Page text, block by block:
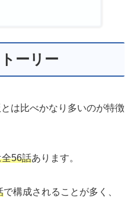
ーリー
は比べかなり多いのが特徴
56話あります。
で構成されることが多く、